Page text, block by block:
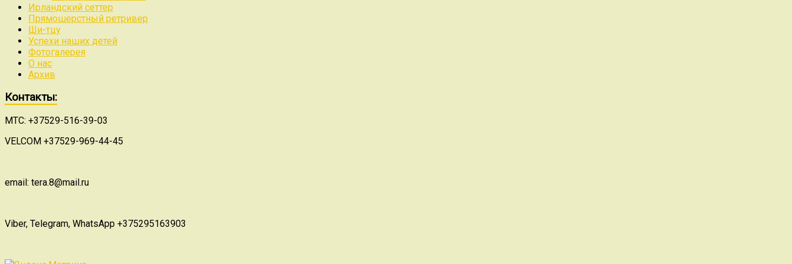
Ирландский сеттер
Прямошерстный ретривер
Ши-тцу
Успехи наших детей
Фотогалерея
О нас
Архив
Контакты:
МТС: +37529-516-39-03
VELCOM +37529-969-44-45
email: tera.8@mail.ru
Viber, Telegram, WhatsApp +375295163903